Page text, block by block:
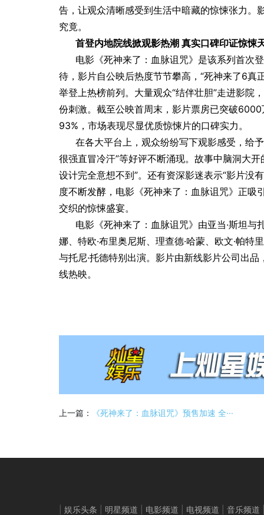
告，让观众清晰感受到生活中暗藏的惊悚张力。
究竟。
首登内地院线掀观影热潮 真实口碑印证惊悚
电影《死神来了：血脉诅咒》是该系列首次
待，影片自公映后热度节节攀高，“死神来了6真
举登上热榜前列。大量观众“结伴壮胆”走进影院
份刺激。截至公映首周末，影片票房已突破
93%，市场表现尽显优质惊悚片的口碑实力。
在各大平台上，观众纷纷写下观影感受，给
很强直冒冷汗”等好评不断涌现。故事中脑洞大
设计完全意想不到”。还有资深影迷表示“影片没
度不断发酵，电影《死神来了：血脉诅咒》正吸
交织的惊悚盛宴。
电影《死神来了：血脉诅咒》由亚当·斯坦与
娜、特欧·布里奥尼斯、理查德·哈蒙、欧文·帕特
与托尼·托德特别出演。影片由新线影片公司出
线热映。
上一篇： 《死神来了：血脉诅咒》预售加速 全···
娱乐头条 明星频道 电影频道 电视频道 音乐频道